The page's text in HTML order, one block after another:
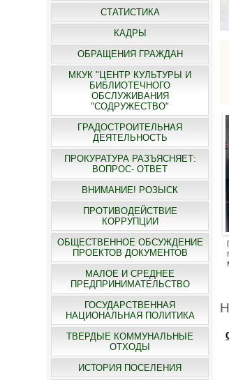
СТАТИСТИКА
КАДРЫ
ОБРАЩЕНИЯ ГРАЖДАН
МКУК "ЦЕНТР КУЛЬТУРЫ И
БИБЛИОТЕЧНОГО
ОБСЛУЖИВАНИЯ
"СОДРУЖЕСТВО"
ГРАДОСТРОИТЕЛЬНАЯ
ДЕЯТЕЛЬНОСТЬ
ПРОКУРАТУРА РАЗЪЯСНЯЕТ:
ВОПРОС- ОТВЕТ
ВНИМАНИЕ! РОЗЫСК
ПРОТИВОДЕЙСТВИЕ
КОРРУПЦИИ
ОБЩЕСТВЕННОЕ ОБСУЖДЕНИЕ
ПРОЕКТОВ ДОКУМЕНТОВ
МАЛОЕ И СРЕДНЕЕ
ПРЕДПРИНИМАТЕЛЬСТВО
ГОСУДАРСТВЕННАЯ
НАЦИОНАЛЬНАЯ ПОЛИТИКА
ТВЕРДЫЕ КОММУНАЛЬНЫЕ
ОТХОДЫ
ИСТОРИЯ ПОСЕЛЕНИЯ
Почти 92 тысячи волгоградцев
прошли осмотры в мобильных
медпунктах